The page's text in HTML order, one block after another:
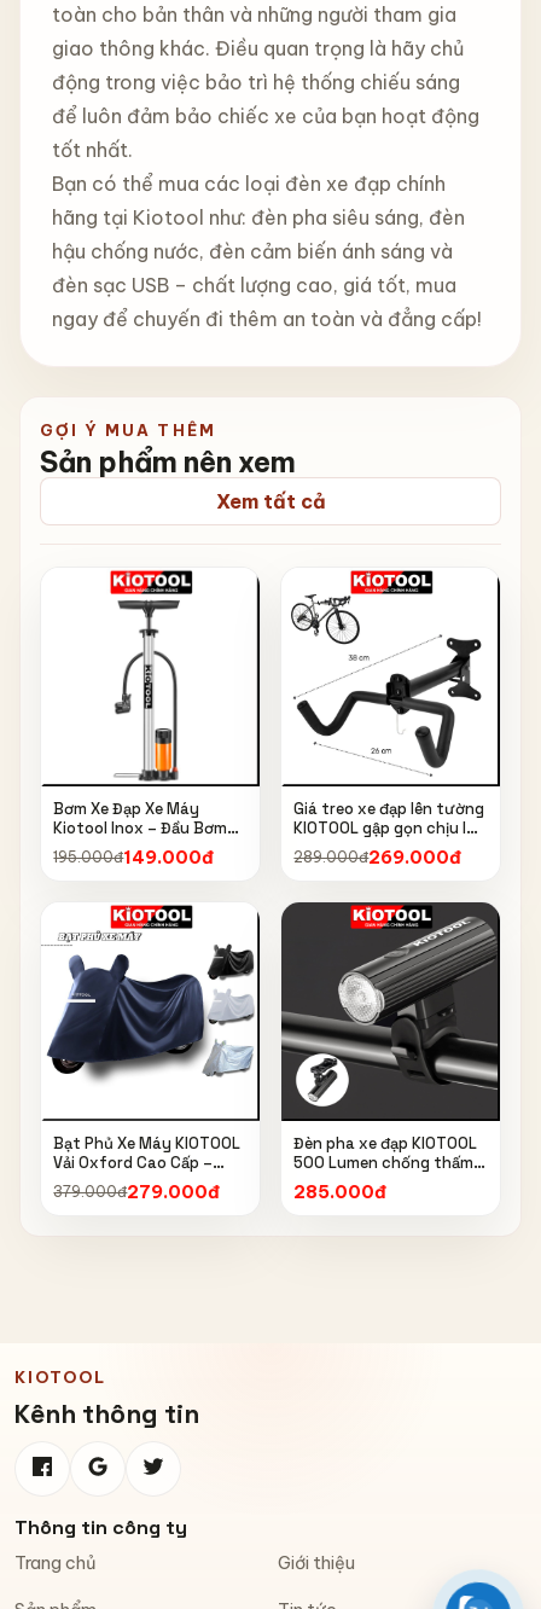
toàn cho bản thân và những người tham gia
giao thông khác. Điều quan trọng là hãy chủ
động trong việc bảo trì hệ thống chiếu sáng
để luôn đảm bảo chiếc xe của bạn hoạt động
tốt nhất.
Bạn có thể mua các loại đèn xe đạp chính
hãng tại Kiotool như: đèn pha siêu sáng, đèn
hậu chống nước, đèn cảm biến ánh sáng và
đèn sạc USB – chất lượng cao, giá tốt, mua
ngay để chuyến đi thêm an toàn và đẳng cấp!
GỢI Ý MUA THÊM
Sản phẩm nên xem
Xem tất cả
Bơm Xe Đạp Xe Máy
Kiotool Inox – Đầu Bơm
Thông Minh, Kèm Bơm
Bóng, Đồng Hồ 160 PSI
195.000đ149.000đ
Giá treo xe đạp lên tường
KIOTOOL gập gọn chịu lực
cao kèm móc treo mũ bảo
hiểm
289.000đ269.000đ
Bạt Phủ Xe Máy KIOTOOL
Vải Oxford Cao Cấp –
Chống Nắng, Chống Mưa,
Chống Bụi, Chống Tia UV,
379.000đ279.000đ
Đèn pha xe đạp KIOTOOL
500 Lumen chống thấm
nước IPX6 6603
285.000đ
KIOTOOL
Kênh thông tin
Thông tin công ty
Trang chủ Giới thiệu